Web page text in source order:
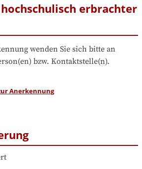
erbrachter
wenden Sie sich bitte an
bzw. Kontaktstelle(n).
Anerkennung